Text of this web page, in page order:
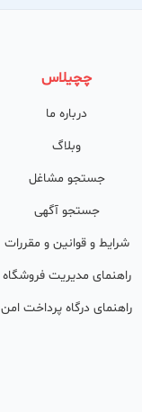
چچیلاس
درباره ما
وبلاگ
جستجو مشاغل
جستجو آگهی
شرایط و قوانین و مقررات
راهنمای مدیریت فروشگاه
راهنمای درگاه پرداخت امن